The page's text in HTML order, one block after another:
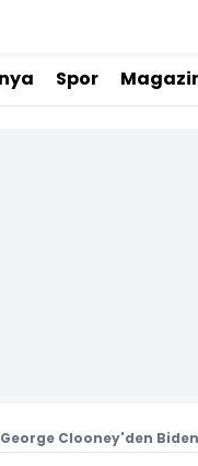
Spor
George Clooney'den